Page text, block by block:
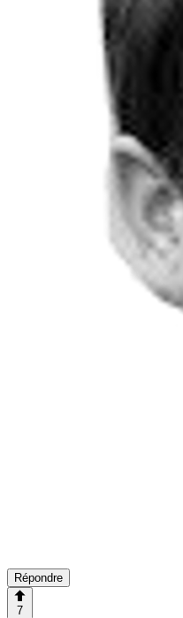
Répondre
7